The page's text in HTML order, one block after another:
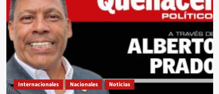
Internacionales Nacionales Noticias